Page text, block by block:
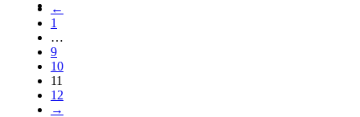
←
1
…
9
10
11
12
→